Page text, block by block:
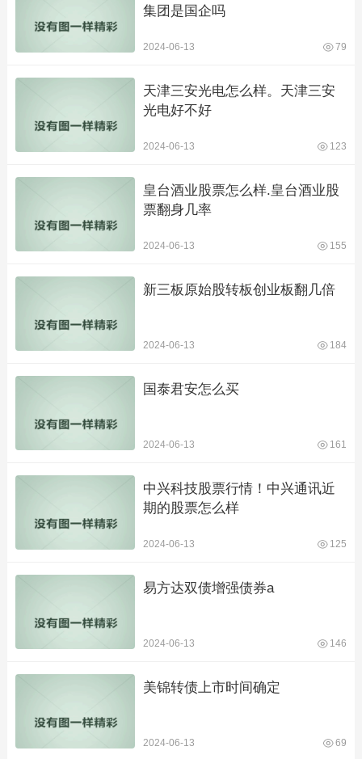
集团是国企吗
2024-06-13 79
天津三安光电怎么样。天津三安
光电好不好
2024-06-13 123
皇台酒业股票怎么样.皇台酒业股
票翻身几率
2024-06-13 155
新三板原始股转板创业板翻几倍
2024-06-13 184
国泰君安怎么买
2024-06-13 161
中兴科技股票行情！中兴通讯近
期的股票怎么样
2024-06-13 125
易方达双债增强债券a
2024-06-13 146
美锦转债上市时间确定
2024-06-13 69